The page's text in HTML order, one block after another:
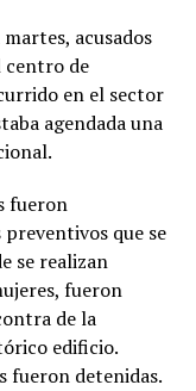
acusados
centro de
en el sector
agendada una
fueron
que se
se realizan
fueron
de la
edificio.
fueron detenidas.